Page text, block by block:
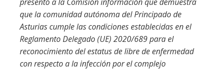
presentó a la Comisión información que demuestra
que la comunidad autónoma del Principado de
Asturias cumple las condiciones establecidas en el
Reglamento Delegado (UE) 2020/689 para el
reconocimiento del estatus de libre de enfermedad
con respecto a la infección por el complejo